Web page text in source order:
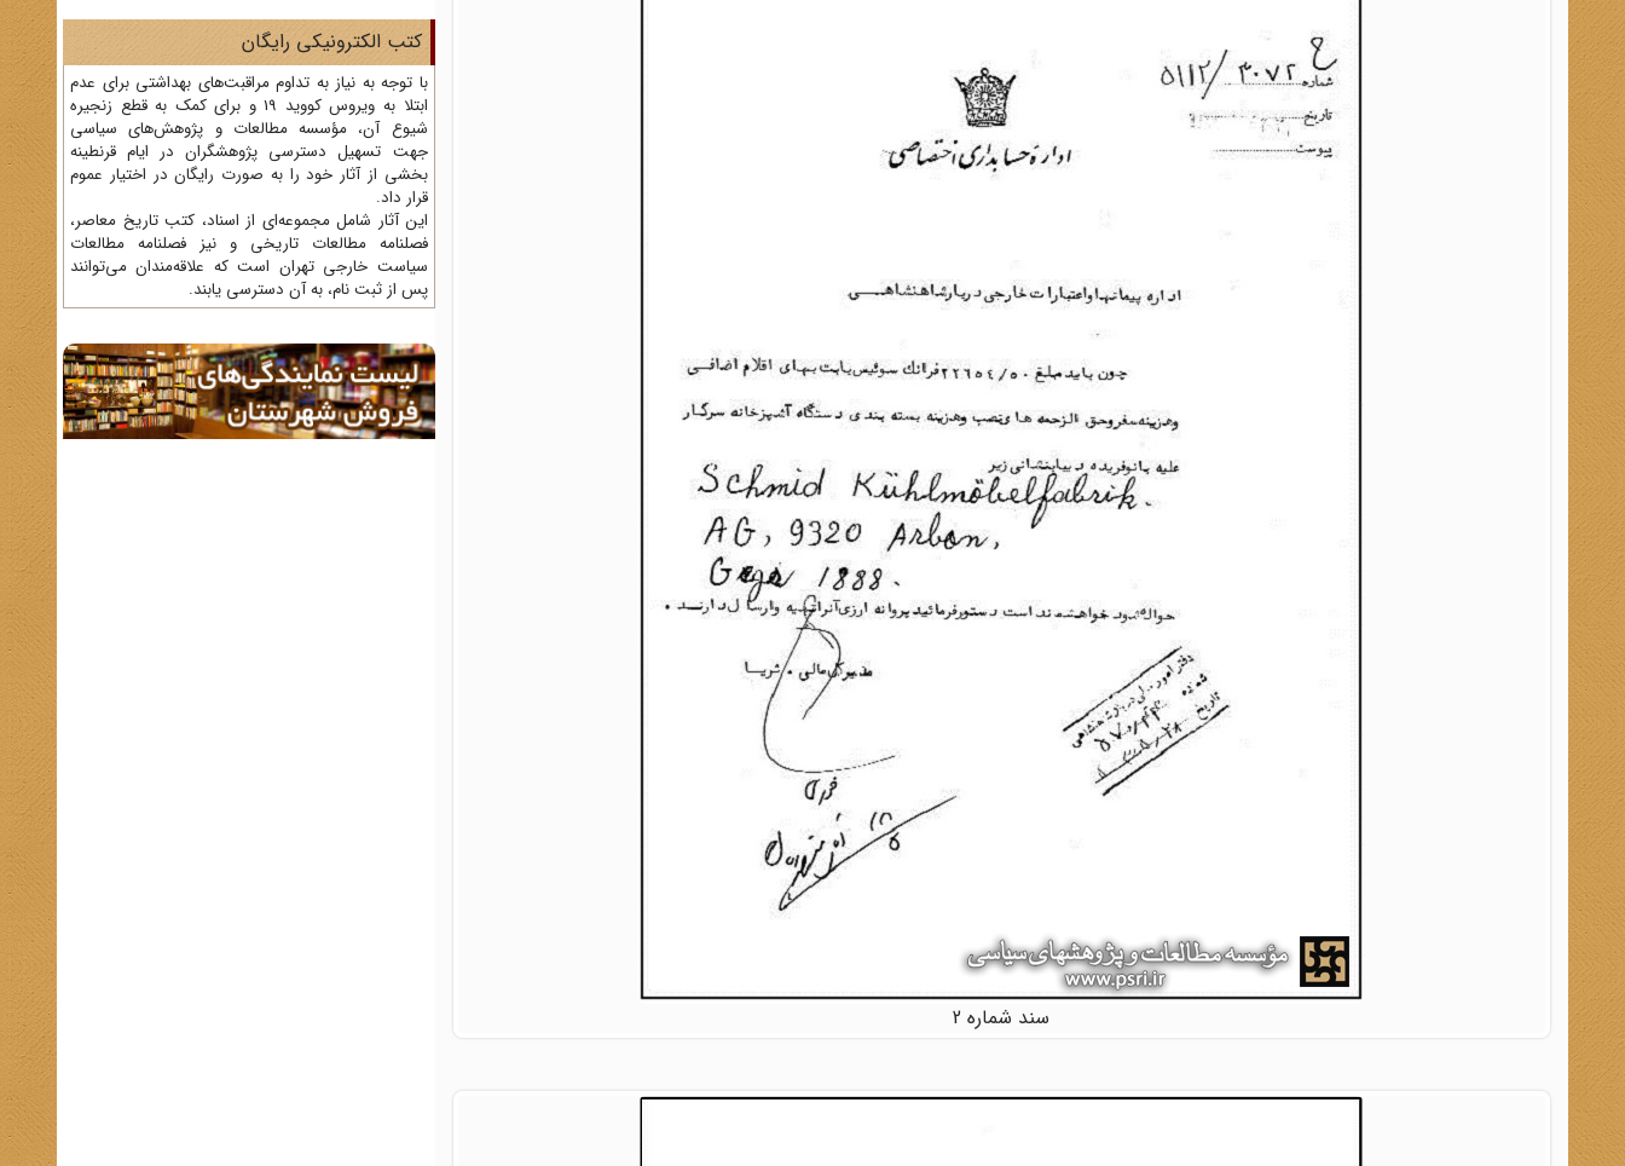
سند شماره 2
کتب الکترونیکی رایگان
با توجه به نیاز به تداوم مراقبت‌های بهداشتی برای عدم
ابتلا به ویروس کووید 19 و برای کمک به قطع زنجیره
شیوع آن، مؤسسه مطالعات و پژوهش‌های سیاسی
جهت تسهیل دسترسی پژوهشگران در ایام قرنطینه
بخشی از آثار خود را به صورت رایگان در اختیار عموم
قرار داد.
این آثار شامل مجموعه‌ای از اسناد، کتب تاریخ معاصر،
فصلنامه‌ مطالعات تاریخی و نیز فصلنامه مطالعات
سیاست خارجی تهران است که علاقه‌مندان می‌توانند
پس از ثبت نام، به آن دسترسی یابند.